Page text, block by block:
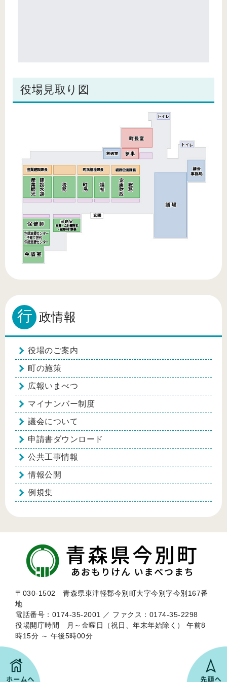
役場見取り図
行 政情報
役場のご案内
町の施策
広報いまべつ
マイナンバー制度
議会について
申請書ダウンロード
公共工事情報
情報公開
例規集
〒030-1502 青森県東津軽郡今別町大字今別字今別167番
地
電話番号：0174-35-2001 ／ ファクス：0174-35-2298
役場開庁時間 月～金曜日（祝日、年末年始除く） 午前8
時15分 ～ 午後5時00分